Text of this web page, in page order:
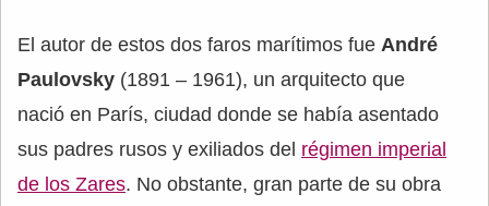
El autor de estos dos faros marítimos fue André
Paulovsky (1891 – 1961), un arquitecto que
nació en París, ciudad donde se había asentado
sus padres rusos y exiliados del régimen imperial
de los Zares. No obstante, gran parte de su obra